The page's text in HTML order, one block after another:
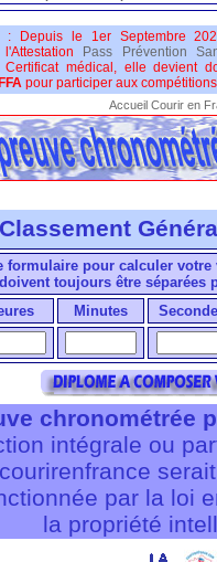
: Depuis le 1er Septembre
Pass Prévention
Certificat médical, elle devient
pour participer aux
Accueil Courir en
Classement
formulaire pour calculer votre
toujours être séparées
Minutes
chronométrée
intégrale ou
par la loi
la propriété